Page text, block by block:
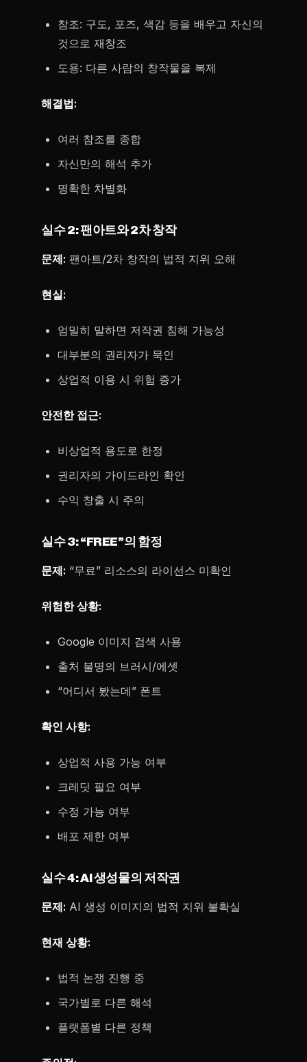
참조: 구도, 포즈, 색감 등을 배우고 자신의
것으로 재창조
도용: 다른 사람의 창작물을 복제
해결법:
여러 참조를 종합
자신만의 해석 추가
명확한 차별화
실수 2: 팬아트와 2차 창작
문제: 팬아트/2차 창작의 법적 지위 오해
현실:
엄밀히 말하면 저작권 침해 가능성
대부분의 권리자가 묵인
상업적 이용 시 위험 증가
안전한 접근:
비상업적 용도로 한정
권리자의 가이드라인 확인
수익 창출 시 주의
실수 3: “FREE”의 함정
문제: “무료” 리소스의 라이선스 미확인
위험한 상황:
Google 이미지 검색 사용
출처 불명의 브러시/에셋
“어디서 봤는데” 폰트
확인 사항:
상업적 사용 가능 여부
크레딧 필요 여부
수정 가능 여부
배포 제한 여부
실수 4: AI 생성물의 저작권
문제: AI 생성 이미지의 법적 지위 불확실
현재 상황:
법적 논쟁 진행 중
국가별로 다른 해석
플랫폼별 다른 정책